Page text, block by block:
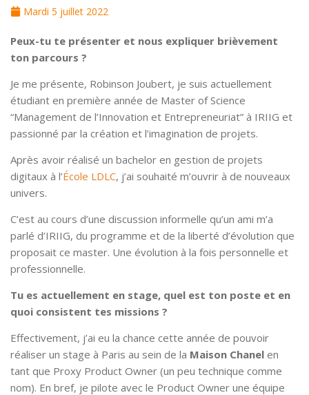
Mardi 5 juillet 2022
Peux-tu te présenter et nous expliquer brièvement
ton parcours ?
Je me présente, Robinson Joubert, je suis actuellement
étudiant en première année de Master of Science
“Management de l’Innovation et Entrepreneuriat” à IRIIG et
passionné par la création et l’imagination de projets.
Après avoir réalisé un bachelor en gestion de projets
digitaux à l’École LDLC, j’ai souhaité m’ouvrir à de nouveaux
univers.
C’est au cours d’une discussion informelle qu’un ami m’a
parlé d’IRIIG, du programme et de la liberté d’évolution que
proposait ce master. Une évolution à la fois personnelle et
professionnelle.
Tu es actuellement en stage, quel est ton poste et en
quoi consistent tes missions ?
Effectivement, j’ai eu la chance cette année de pouvoir
réaliser un stage à Paris au sein de la Maison Chanel en
tant que Proxy Product Owner (un peu technique comme
nom). En bref, je pilote avec le Product Owner une équipe